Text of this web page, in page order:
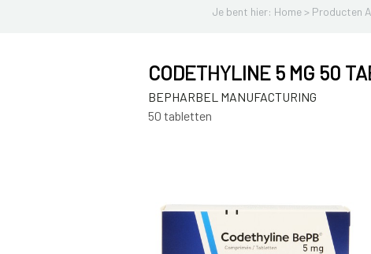
Je bent hier: Home > Producten
CODETHYLINE 5 MG 50
BEPHARBEL MANUFACTURING
50 tabletten